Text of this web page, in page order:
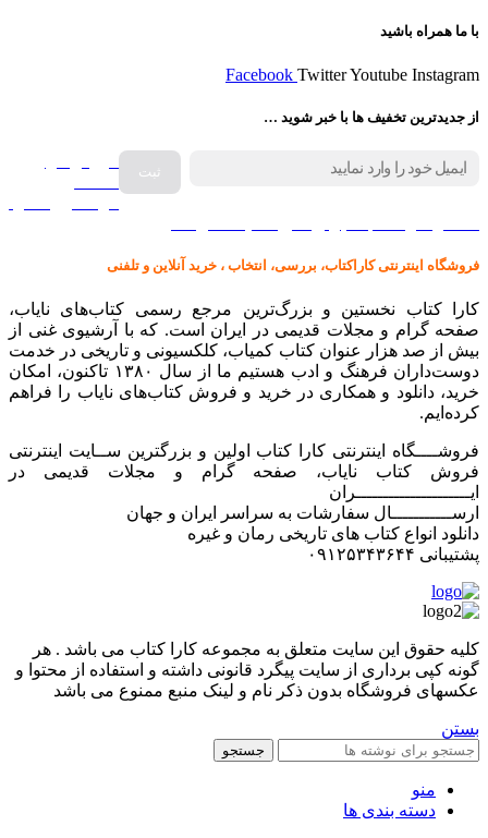
با ما همراه باشید
Facebook TwitterYoutube Instagram
از جدیدترین تخفیف ها با خبر شوید …
فروش انواع
فروشگاه اینترنتی کاراکتاب، بررسی، انتخاب ، خرید آنلاین و تلفنی
کارا کتاب نخستین و بزرگ‌ترین مرجع رسمی کتاب‌های نایاب،
صفحه گرام و مجلات قدیمی در ایران است. که با آرشیوی غنی از
بیش از صد هزار عنوان کتاب کمیاب، کلکسیونی و تاریخی در خدمت
دوست‌داران فرهنگ و ادب هستیم ما از سال ۱۳۸۰ تاکنون، امکان
خرید، دانلود و همکاری در خرید و فروش کتاب‌های نایاب را فراهم
کرده‌ایم.
فروشــــگاه اینترنتی کارا کتاب اولین و بزرگترین ســایت اینترنتی
فروش کتاب نایاب، صفحه گرام و مجلات قدیمی در
ایـــــــــــــــــــــران
ارســـــــــــال سفارشات به سراسر ایران و جهان
دانلود انواع کتاب های تاریخی رمان و غیره
پشتیبانی ۰۹۱۲۵۳۴۳۶۴۴
کليه حقوق اين سايت متعلق به مجموعه کارا کتاب می باشد . هر
گونه کپی برداری از سایت پیگرد قانونی داشته و استفاده از محتوا و
عکسهای فروشگاه بدون ذکر نام و لینک منبع ممنوع می باشد
بستن
جستجو
منو
دسته بندی ها